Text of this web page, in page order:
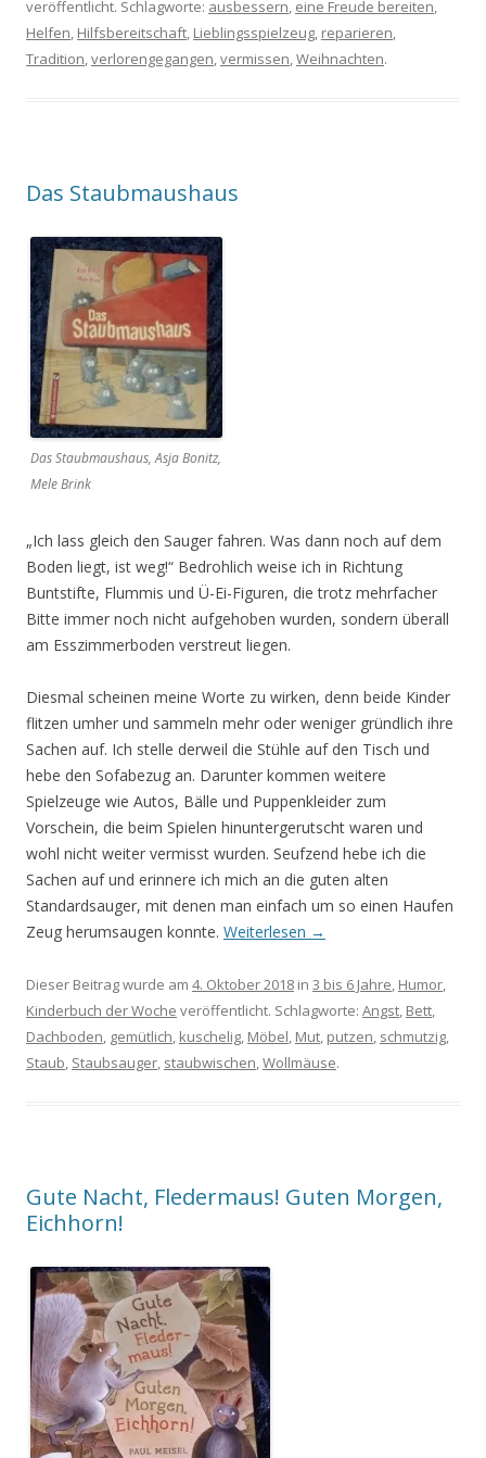
veröffentlicht. Schlagworte: ausbessern, eine Freude bereiten,
Helfen, Hilfsbereitschaft, Lieblingsspielzeug, reparieren,
Tradition,verlorengegangen,vermissen,Weihnachten.
Das Staubmaushaus
Das Staubmaushaus, Asja Bonitz,
Mele Brink
„Ich lass gleich den Sauger fahren. Was dann noch auf dem
Boden liegt, ist weg!“ Bedrohlich weise ich in Richtung
Buntstifte, Flummis und Ü-Ei-Figuren, die trotz mehrfacher
Bitte immer noch nicht aufgehoben wurden, sondern überall
am Esszimmerboden verstreut liegen.
Diesmal scheinen meine Worte zu wirken, denn beide Kinder
flitzen umher und sammeln mehr oder weniger gründlich ihre
Sachen auf. Ich stelle derweil die Stühle auf den Tisch und
hebe den Sofabezug an. Darunter kommen weitere
Spielzeuge wie Autos, Bälle und Puppenkleider zum
Vorschein, die beim Spielen hinuntergerutscht waren und
wohl nicht weiter vermisst wurden. Seufzend hebe ich die
Sachen auf und erinnere ich mich an die guten alten
Standardsauger, mit denen man einfach um so einen Haufen
Zeug herumsaugen konnte. Weiterlesen →
Dieser Beitrag wurde am 4. Oktober 2018 in 3 bis 6 Jahre, Humor,
Kinderbuch der Woche veröffentlicht. Schlagworte: Angst, Bett,
Dachboden, gemütlich, kuschelig, Möbel, Mut, putzen, schmutzig,
Staub, Staubsauger, staubwischen,Wollmäuse.
Gute Nacht, Fledermaus! Guten Morgen,
Eichhorn!